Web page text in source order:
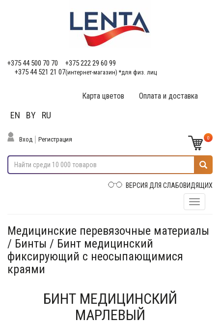
+375 44 500 70 70
+375 222 29 60 99
+375 44 521 21 07(интернет-магазин) *для физ. лиц
Оплата и доставка
Карта цветов
EN BY RU
Вход Регистрация 0
ВЕРСИЯ ДЛЯ СЛАБОВИДЯЩИХ
Медицинские перевязочные материалы
/ Бинты / Бинт медицинский
фиксирующий с неосыпающимися
краями
БИНТ МЕДИЦИНСКИЙ
МАРЛЕВЫЙ